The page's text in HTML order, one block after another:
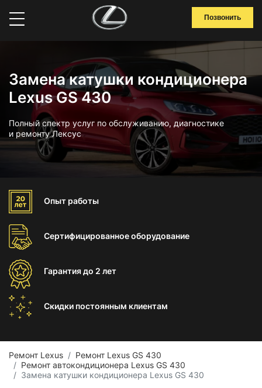
Позвонить
Замена катушки кондиционера
Lexus GS 430
Полный спектр услуг по обслуживанию, диагностике
и ремонту Лексус
Опыт работы
Сертифицированноеоборудование
Гарантиядо 2 лет
Скидки постоянным клиентам
Ремонт Lexus
Ремонт Lexus GS 430
Ремонт автокондиционера Lexus GS 430
Замена катушки кондиционера Lexus GS 430